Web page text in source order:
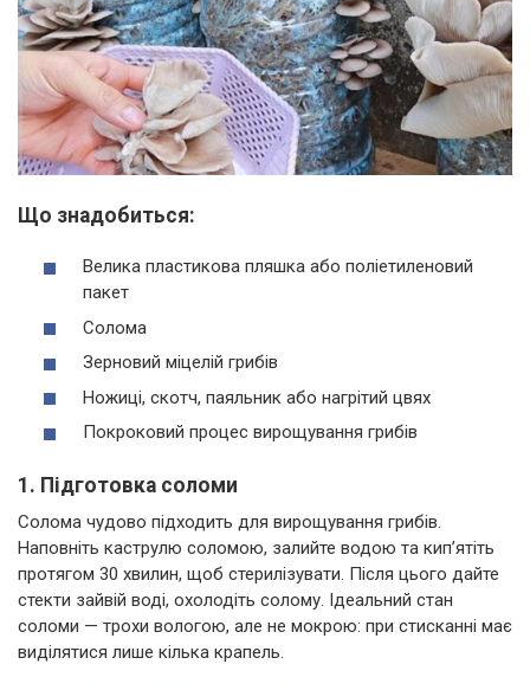
Що знадобиться:
Велика пластикова пляшка або поліетиленовий
пакет
Солома
Зерновий міцелій грибів
Ножиці, скотч, паяльник або нагрітий цвях
Покроковий процес вирощування грибів
1. Підготовка соломи
Солома чудово підходить для вирощування грибів.
Наповніть каструлю соломою, залийте водою та кип’ятіть
протягом 30 хвилин, щоб стерилізувати. Після цього дайте
стекти зайвій воді, охолодіть солому. Ідеальний стан
соломи — трохи вологою, але не мокрою: при стисканні має
виділятися лише кілька крапель.